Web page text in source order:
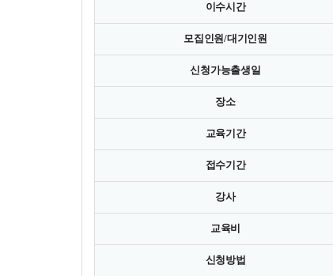
이수시간
모집인원/대기인원
신청가능출생일
장소
교육기간
접수기간
강사
교육비
신청방법